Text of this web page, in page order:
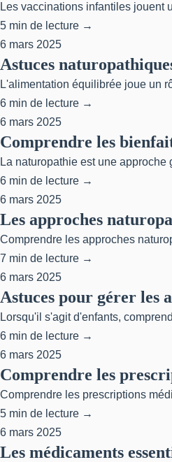
Les vaccinations infantiles jouent
5 min de lecture →
6 mars 2025
Astuces
L'alimentation équilibrée joue un
6 min de lecture →
6 mars 2025
Comprendre les
La naturopathie est une
6 min de lecture →
6 mars 2025
Les approches
Comprendre les approches
7 min de lecture →
6 mars 2025
Astuces pour gérer les
Lorsqu'il s'agit d'enfants,
6 min de lecture →
6 mars 2025
Comprendre les
Comprendre les prescriptions
5 min de lecture →
6 mars 2025
Les médicaments